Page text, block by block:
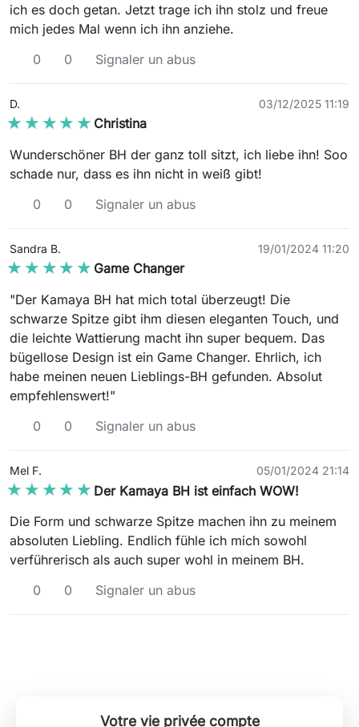
ich es doch getan. Jetzt trage ich ihn stolz und freue
mich jedes Mal wenn ich ihn anziehe.
0
0 Signaler un abus
D. 03/12/2025 11:19
★★★★★
★★★★★ Christina
Wunderschöner BH der ganz toll sitzt, ich liebe ihn! Soo
schade nur, dass es ihn nicht in weiß gibt!
0
0 Signaler un abus
Sandra B. 19/01/2024 11:20
★★★★★
★★★★★ Game Changer
"Der Kamaya BH hat mich total überzeugt! Die
schwarze Spitze gibt ihm diesen eleganten Touch, und
die leichte Wattierung macht ihn super bequem. Das
bügellose Design ist ein Game Changer. Ehrlich, ich
habe meinen neuen Lieblings-BH gefunden. Absolut
empfehlenswert!"
0
0 Signaler un abus
Mel F. 05/01/2024 21:14
★★★★★
★★★★★ Der Kamaya BH ist einfach WOW!
Die Form und schwarze Spitze machen ihn zu meinem
absoluten Liebling. Endlich fühle ich mich sowohl
verführerisch als auch super wohl in meinem BH.
0
0 Signaler un abus
Votre vie privée compte